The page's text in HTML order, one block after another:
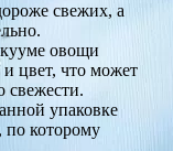
свежих, а
овощи
и цвет, что может
свежести.
упаковке
по которому